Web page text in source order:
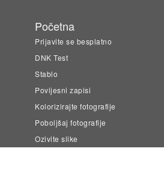
Početna
Prijavite se besplatno
DNK Test
Stablo
Povijesni zapisi
Kolorizirajte fotografije
Poboljšaj fotografije
Ozivite slike